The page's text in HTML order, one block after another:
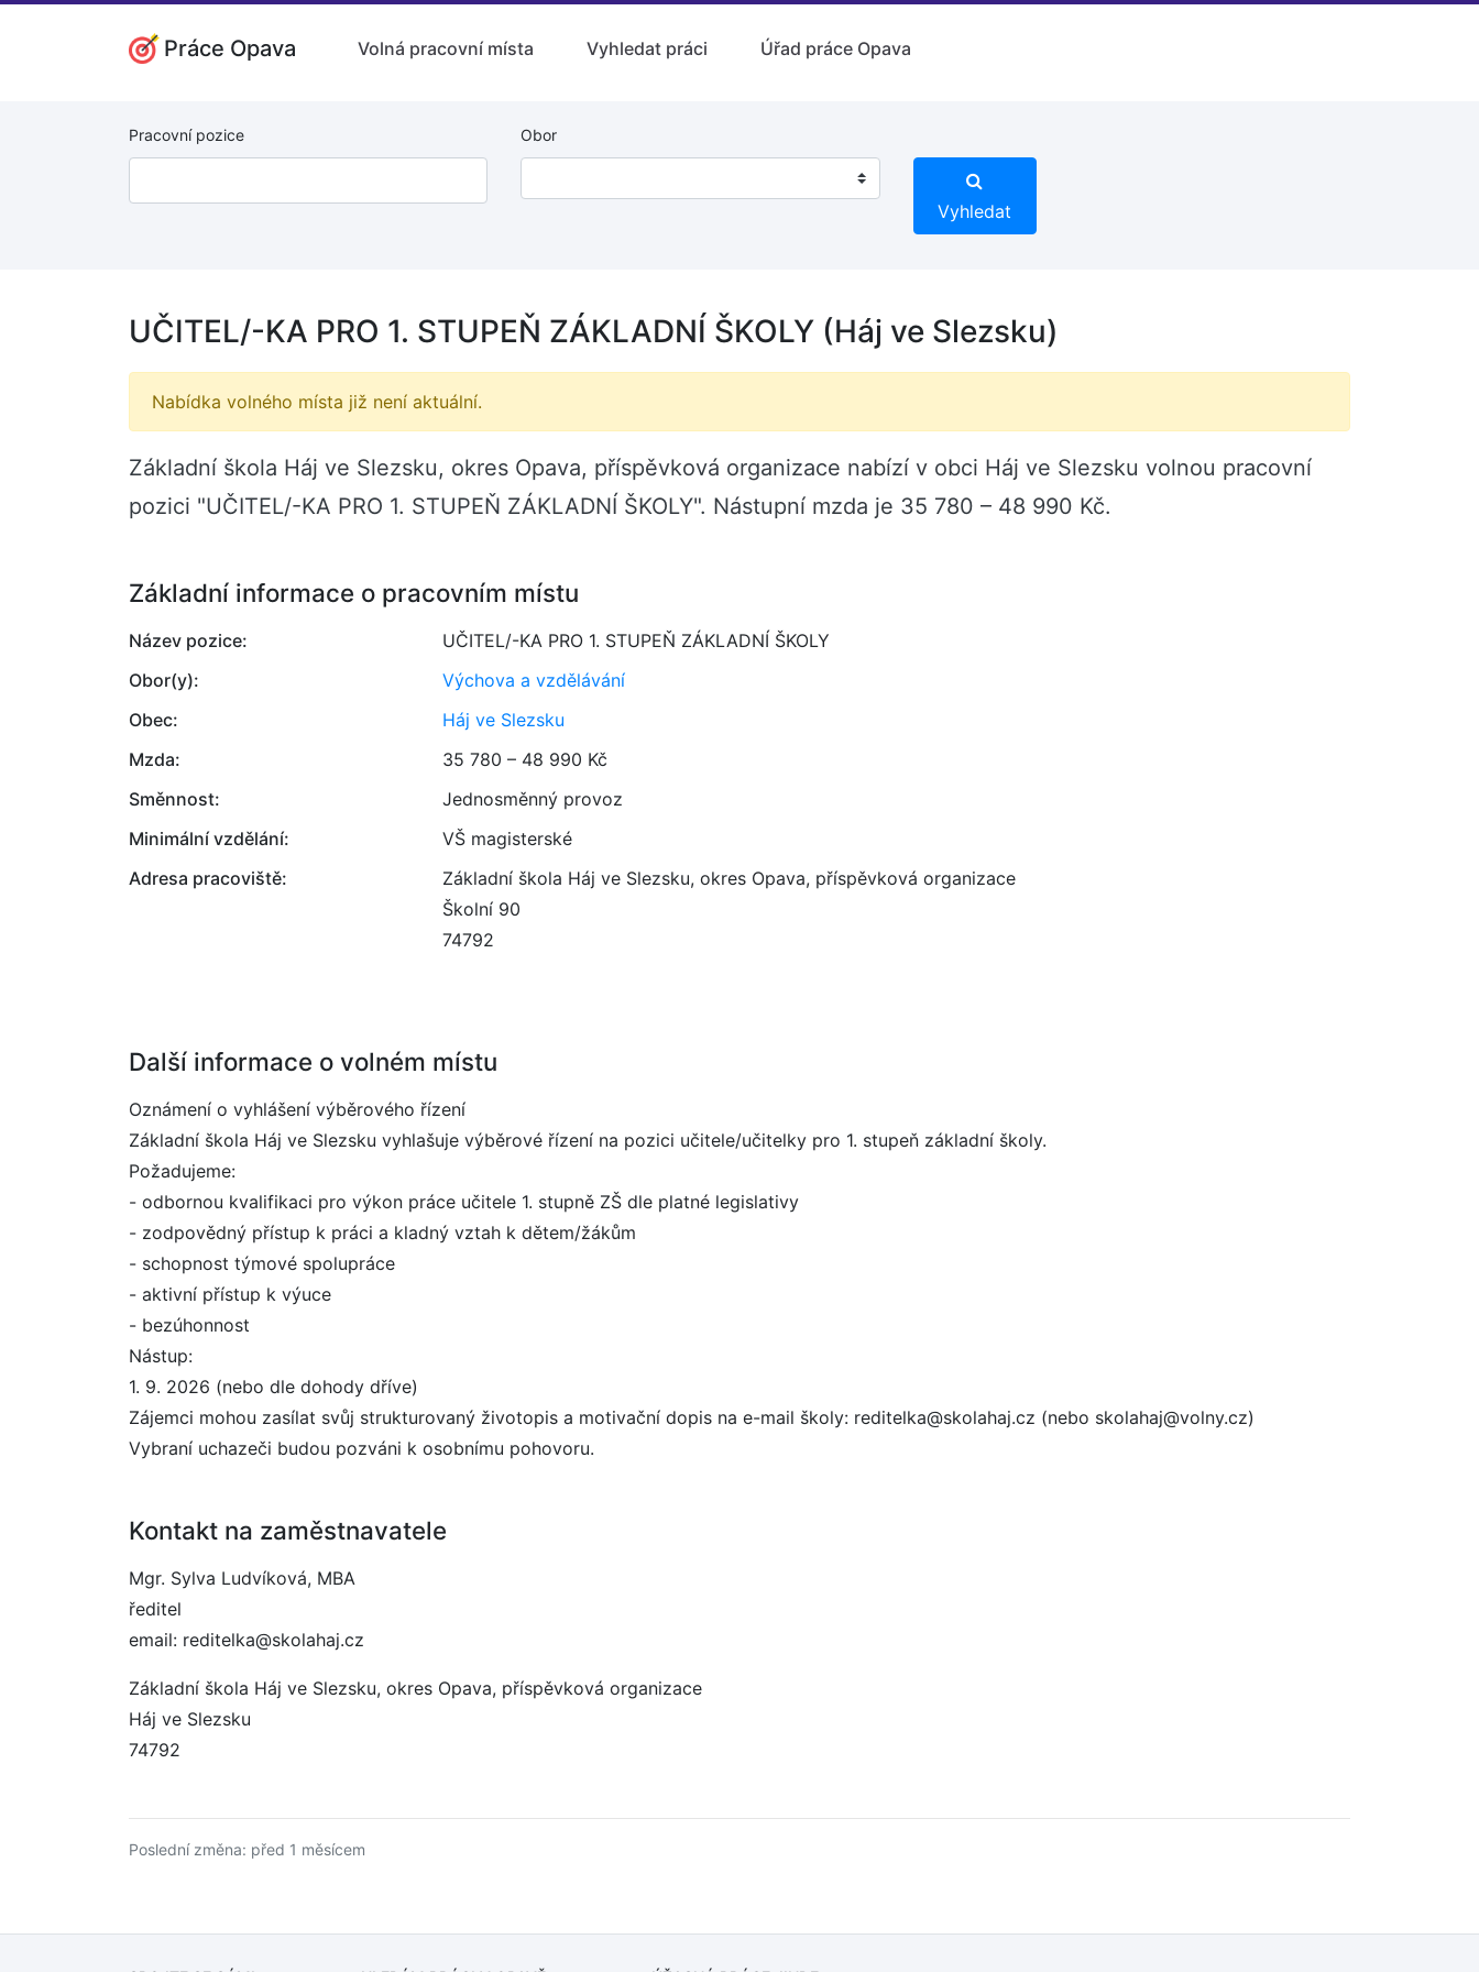
Práce Opava Volná pracovní místa Vyhledat práci Úřad práce Opava
Pracovní pozice Obor
Vyhledat
UČITEL/-KA PRO 1. STUPEŇ ZÁKLADNÍ ŠKOLY (Háj ve Slezsku)
Nabídka volného místa již není aktuální.
Základní škola Háj ve Slezsku, okres Opava, příspěvková organizace nabízí v obci Háj ve Slezsku volnou pracovní
pozici "UČITEL/-KA PRO 1. STUPEŇ ZÁKLADNÍ ŠKOLY". Nástupní mzda je 35 780 – 48 990 Kč.
Základní informace o pracovním místu
Název pozice:
UČITEL/-KA PRO 1. STUPEŇ ZÁKLADNÍ ŠKOLY
Obor(y):
Výchova a vzdělávání
Obec:
Háj ve Slezsku
Mzda:
35 780 – 48 990 Kč
Směnnost:
Jednosměnný provoz
Minimální vzdělání:
VŠ magisterské
Adresa pracoviště:
Základní škola Háj ve Slezsku, okres Opava, příspěvková organizace
Školní 90
74792
Další informace o volném místu
Oznámení o vyhlášení výběrového řízení
Základní škola Háj ve Slezsku vyhlašuje výběrové řízení na pozici učitele/učitelky pro 1. stupeň základní školy.
Požadujeme:
- odbornou kvalifikaci pro výkon práce učitele 1. stupně ZŠ dle platné legislativy
- zodpovědný přístup k práci a kladný vztah k dětem/žákům
- schopnost týmové spolupráce
- aktivní přístup k výuce
- bezúhonnost
Nástup:
1. 9. 2026 (nebo dle dohody dříve)
Zájemci mohou zasílat svůj strukturovaný životopis a motivační dopis na e-mail školy: reditelka@skolahaj.cz (nebo skolahaj@volny.cz)
Vybraní uchazeči budou pozváni k osobnímu pohovoru.
Kontakt na zaměstnavatele
Mgr. Sylva Ludvíková, MBA
ředitel
email: reditelka@skolahaj.cz
Základní škola Háj ve Slezsku, okres Opava, příspěvková organizace
Háj ve Slezsku
74792
Poslední změna: před 1 měsícem